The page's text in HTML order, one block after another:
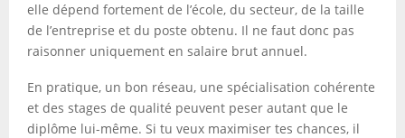
elle dépend fortement de l’école, du secteur, de la taille
de l’entreprise et du poste obtenu. Il ne faut donc pas
raisonner uniquement en salaire brut annuel.
En pratique, un bon réseau, une spécialisation cohérente
et des stages de qualité peuvent peser autant que le
diplôme lui-même. Si tu veux maximiser tes chances, il